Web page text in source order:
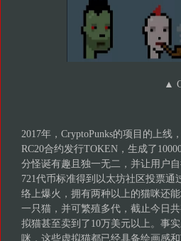
▲
2017年，CryptoPunks的项目的上
RC20合约发行TOKEN，生成了
分怪诞有趣且独一无二，并让用户
721代币标准得到以太坊社区投票通
络上爆火，拥有两种以上的猫咪还
一只猫，并可繁殖多代，截止今日
拟猫甚至卖到了10万美元以上。事
咪，这些虚拟猫都已经具备绘画感